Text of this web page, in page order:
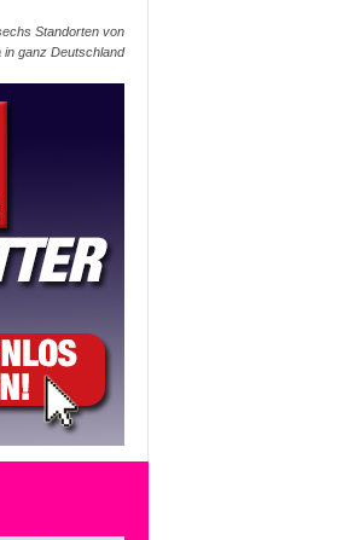
Standorten von
in ganz Deutschland